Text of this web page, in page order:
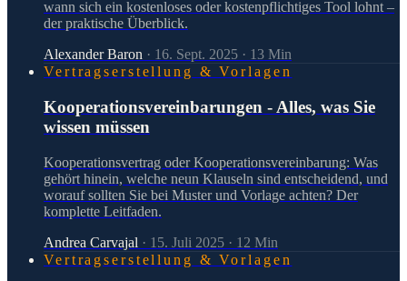
wann sich ein kostenloses oder kostenpflichtiges Tool lohnt –
der praktische Überblick.
Alexander Baron · 16. Sept. 2025 · 13 Min
Vertragserstellung & Vorlagen
Kooperationsvereinbarungen - Alles, was Sie
wissen müssen
Kooperationsvertrag oder Kooperationsvereinbarung: Was
gehört hinein, welche neun Klauseln sind entscheidend, und
worauf sollten Sie bei Muster und Vorlage achten? Der
komplette Leitfaden.
Andrea Carvajal · 15. Juli 2025 · 12 Min
Vertragserstellung & Vorlagen